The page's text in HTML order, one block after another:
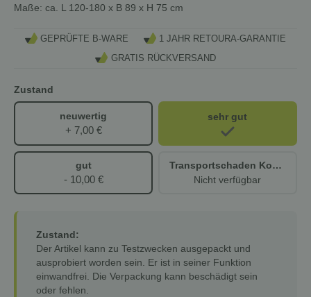
Maße: ca. L 120-180 x B 89 x H 75 cm
GEPRÜFTE B-WARE
1 JAHR RETOURA-GARANTIE
GRATIS RÜCKVERSAND
Zustand
neuwertig
+ 7,00 €
sehr gut
gut
- 10,00 €
Transportschaden Kosmetisch
Nicht verfügbar
Zustand:
Der Artikel kann zu Testzwecken ausgepackt und
ausprobiert worden sein. Er ist in seiner Funktion
einwandfrei. Die Verpackung kann beschädigt sein
oder fehlen.